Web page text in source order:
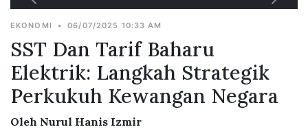
Ketua Ahli Ekonomi Bank Muamalat Malaysia
EKONOMI • 06/07/2025 10:33 AM
SST Dan Tarif Baharu
Elektrik: Langkah Strategik
Perkukuh Kewangan Negara